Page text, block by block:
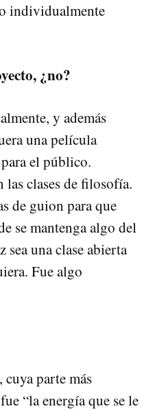
individualmente
¿no?
y además
una película
el público.
clases de filosofía.
de guion para que
se mantenga algo del
una clase abierta
Fue algo
parte más
“la energía que se le